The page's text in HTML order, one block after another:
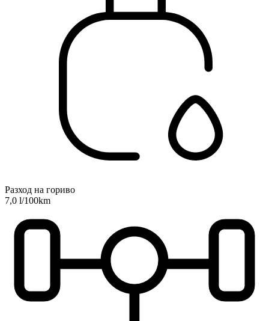
Разход на гориво
7,0 l/100km